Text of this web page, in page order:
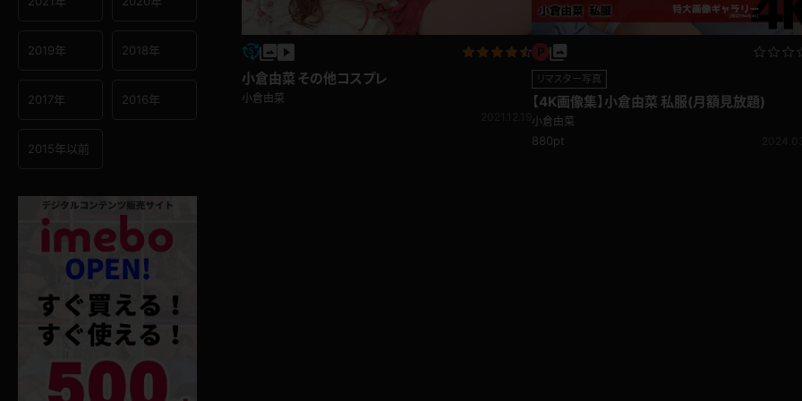
2019年 2018年
2017年 2016年
2015年以前
小倉由菜 その他コスプレ
小倉由菜
リマスター写真
【4K画像集】小倉由菜 私服(月額見放題)
小倉由菜
880pt